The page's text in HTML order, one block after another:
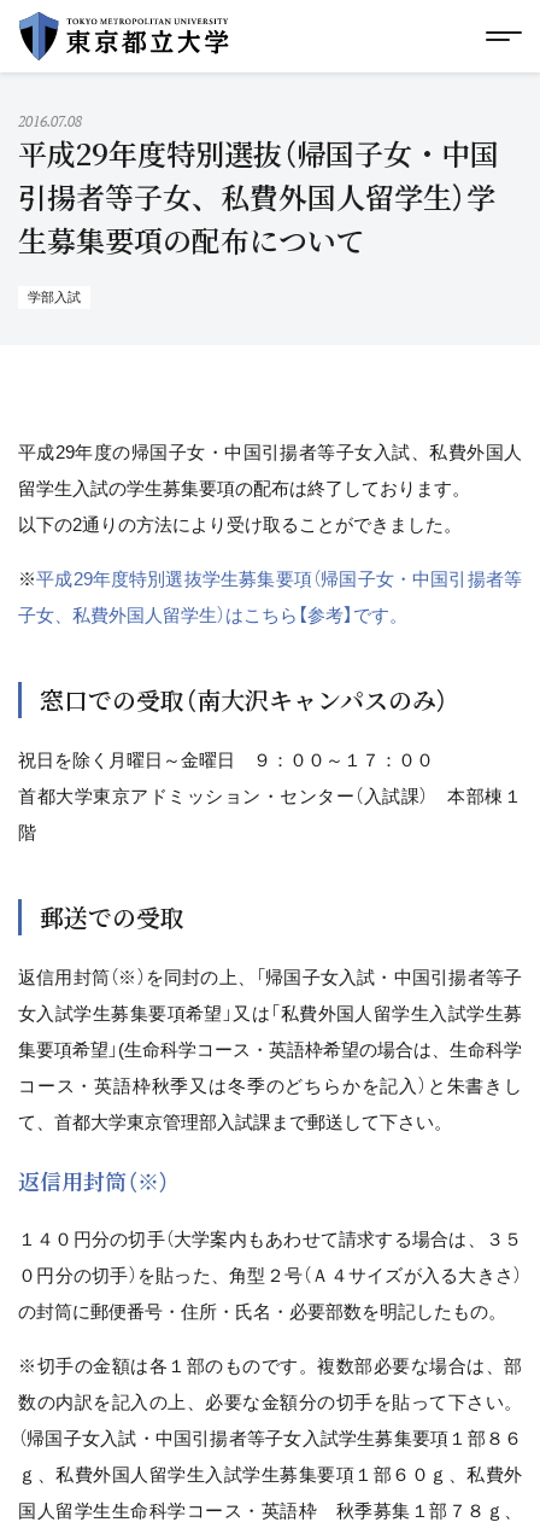
イ
グローバルメニューにスキップ メ
2016.07.08
平成29年度特別選抜（帰国子女・中国
引揚者等子女、私費外国人留学生）学
生募集要項の配布について
学部入試
平成29年度の帰国子女・中国引揚者等子女入試、私費外国人
留学生入試の学生募集要項の配布は終了しております。
以下の2通りの方法により受け取ることができました。
※平成29年度特別選抜学生募集要項（帰国子女・中国引揚者等
子女、私費外国人留学生）はこちら【参考】です。
窓口での受取（南大沢キャンパスのみ）
祝日を除く月曜日～金曜日 ９：００～１７：００
首都大学東京アドミッション・センター（入試課） 本部棟１
階
郵送での受取
返信用封筒（※）を同封の上、「帰国子女入試・中国引揚者等子
女入試学生募集要項希望」又は「私費外国人留学生入試学生募
集要項希望」(生命科学コース・英語枠希望の場合は、生命科学
コース・英語枠秋季又は冬季のどちらかを記入）と朱書きし
て、首都大学東京管理部入試課まで郵送して下さい。
返信用封筒（※）
１４０円分の切手（大学案内もあわせて請求する場合は、３５
０円分の切手）を貼った、角型２号（Ａ４サイズが入る大きさ）
の封筒に郵便番号・住所・氏名・必要部数を明記したもの。
※切手の金額は各１部のものです。複数部必要な場合は、部
数の内訳を記入の上、必要な金額分の切手を貼って下さい。
（帰国子女入試・中国引揚者等子女入試学生募集要項１部８６
ｇ、私費外国人留学生入試学生募集要項１部６０ｇ、私費外
国人留学生生命科学コース・英語枠 秋季募集１部７８ｇ、